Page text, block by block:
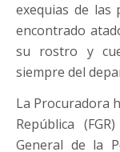
exequias de las
encontrado
su rostro y
siempre del
La Procuradora
República
General de la